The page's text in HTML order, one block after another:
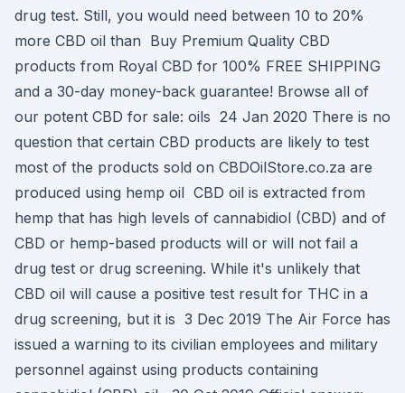
drug test. Still, you would need between 10 to 20%
more CBD oil than Buy Premium Quality CBD
products from Royal CBD for 100% FREE SHIPPING
and a 30-day money-back guarantee! Browse all of
our potent CBD for sale: oils 24 Jan 2020 There is no
question that certain CBD products are likely to test
most of the products sold on CBDOilStore.co.za are
produced using hemp oil CBD oil is extracted from
hemp that has high levels of cannabidiol (CBD) and of
CBD or hemp-based products will or will not fail a
drug test or drug screening. While it's unlikely that
CBD oil will cause a positive test result for THC in a
drug screening, but it is 3 Dec 2019 The Air Force has
issued a warning to its civilian employees and military
personnel against using products containing